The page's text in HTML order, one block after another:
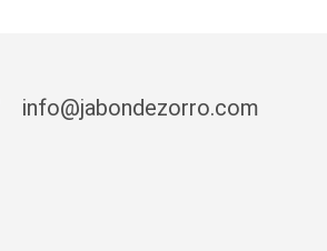
info@jabondezorro.com